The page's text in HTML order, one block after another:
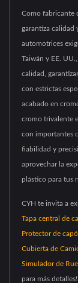
Como fabricante
garantiza calidad
automotrices
Taiwán y EE.
calidad,
con estrictas
acabado en
cromo trivalente
con importantes
fiabilidad y
aprovechar la
plástico para tus
CYH te invita a
Tapa central de
Protector de
Cubierta de
Simulador de
para más detalles!